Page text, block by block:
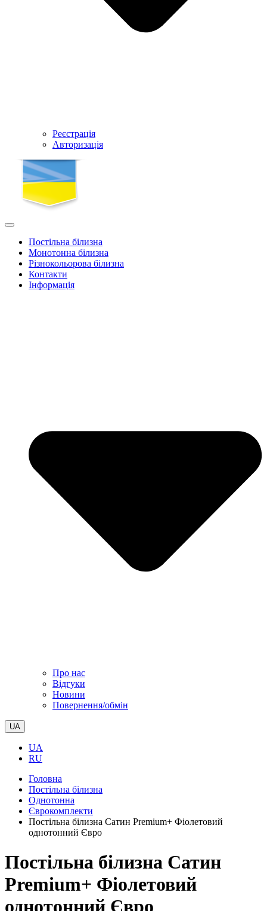
Реєстрація
Авторизація
Постільна білизна
Монотонна білизна
Різнокольорова білизна
Контакти
Інформація
Про нас
Відгуки
Новини
Повернення/обмін
UA
UA
RU
Головна
Постільна білизна
Однотонна
Єврокомплекти
Постільна білизна Сатин Premium+ Фіолетовий
однотонний Євро
Постільна білизна Сатин
Premium+ Фіолетовий
однотонний Євро